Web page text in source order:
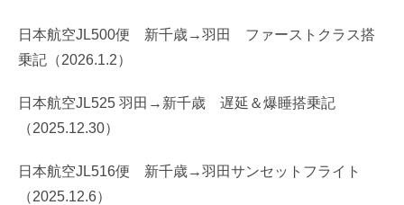
日本航空JL500便 新千歳→羽田 ファーストクラス搭
乗記（2026.1.2）
日本航空JL525 羽田→新千歳 遅延＆爆睡搭乗記
（2025.12.30）
日本航空JL516便 新千歳→羽田サンセットフライト
（2025.12.6）